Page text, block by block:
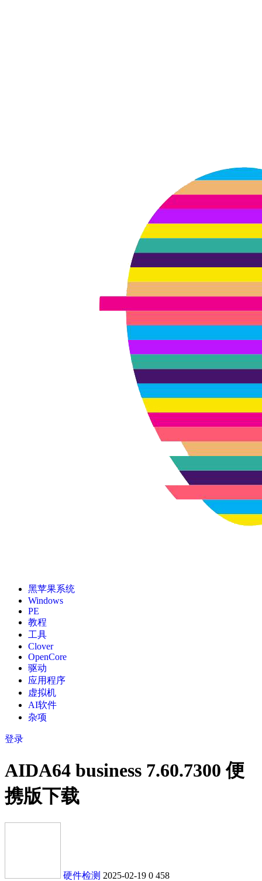
黑苹果系统
Windows
PE
教程
工具
Clover
OpenCore
驱动
应用程序
虚拟机
AI软件
杂项
登录
AIDA64 business 7.60.7300 便
携版下载
硬件检测 2025-02-19 0 458